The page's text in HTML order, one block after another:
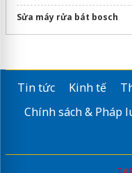
Sửa máy rửa bát bosch
Tin tức Kinh tế
Chính sách & Pháp